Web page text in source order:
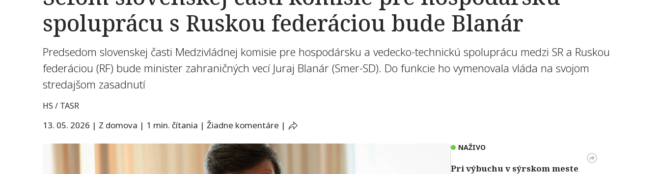
spoluprácu s Ruskou federáciou bude Blanár
Predsedom slovenskej časti Medzivládnej komisie pre hospodársku a vedecko-technickú spoluprácu medzi SR a Ruskou
federáciou (RF) bude minister zahraničných vecí Juraj Blanár (Smer-SD). Do funkcie ho vymenovala vláda na svojom
stredajšom zasadnutí
HS / TASR
13. 05. 2026 | Z domova | 1 min. čítania | Žiadne komentáre |
NAŽIVO
Pri výbuchu v sýrskom meste